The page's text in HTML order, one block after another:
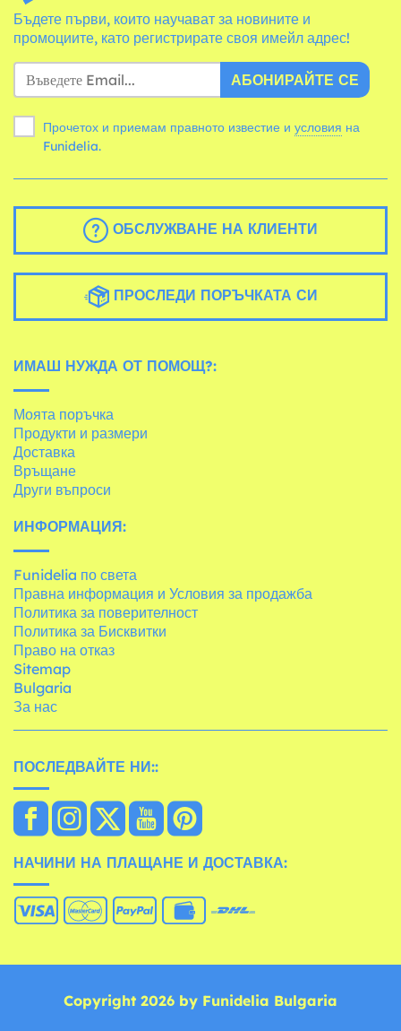
Бъдете първи, които научават за новините и
промоциите, като регистрирате своя имейл адрес!
АБОНИРАЙТЕ СЕ
Прочетох и приемам правното известие и условия
Funidelia.
ОБСЛУЖВАНЕ НА КЛИЕНТИ
ПРОСЛЕДИ ПОРЪЧКАТА СИ
ИМАШ НУЖДА ОТ ПОМОЩ?:
Моята поръчка
Продукти и размери
Доставка
Връщане
Други въпроси
ИНФОРМАЦИЯ:
Funidelia по света
Правна информация и Условия за продажба
Политика за поверителност
Политика за Бисквитки
Право на отказ
Sitemap
Bulgaria
За нас
ПОСЛЕДВАЙТЕ НИ::
НАЧИНИ НА ПЛАЩАНЕ И ДОСТАВКА:
Copyright 2026 by Funidelia Bulgaria